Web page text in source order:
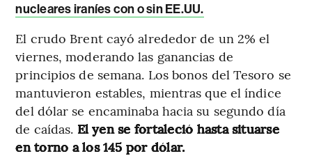
nucleares iraníes con o sin EE.UU.
El crudo Brent cayó alrededor de un 2% el
viernes, moderando las ganancias de
principios de semana. Los bonos del Tesoro se
mantuvieron estables, mientras que el índice
del dólar se encaminaba hacia su segundo día
de caídas. El yen se fortaleció hasta situarse
en torno a los 145 por dólar.